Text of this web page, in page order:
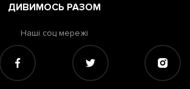
ДИВИМОСЬ РАЗОМ
Наші соц мережі